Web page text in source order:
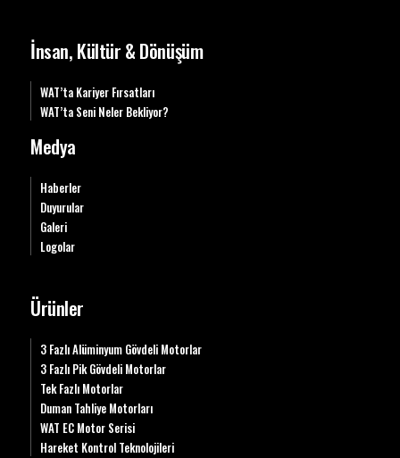
İnsan, Kültür & Dönüşüm
WAT’ta Kariyer Fırsatları
WAT’ta Seni Neler Bekliyor?
Medya
Haberler
Duyurular
Galeri
Logolar
Ürünler
3 Fazlı Alüminyum Gövdeli Motorlar
3 Fazlı Pik Gövdeli Motorlar
Tek Fazlı Motorlar
Duman Tahliye Motorları
WAT EC Motor Serisi
Hareket Kontrol Teknolojileri